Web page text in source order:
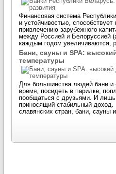
Финансовая система
и устойчивостью,
привлечению зарубежного
между Россией и Белоруссией
каждым годом увеличиваются,
Бани, сауны и SPA:
температуры
Для большинства людей бани и
время, посидеть в парилке,
пообщаться с друзьями. И
приносящий стабильный
славянских стран, бани, сауны